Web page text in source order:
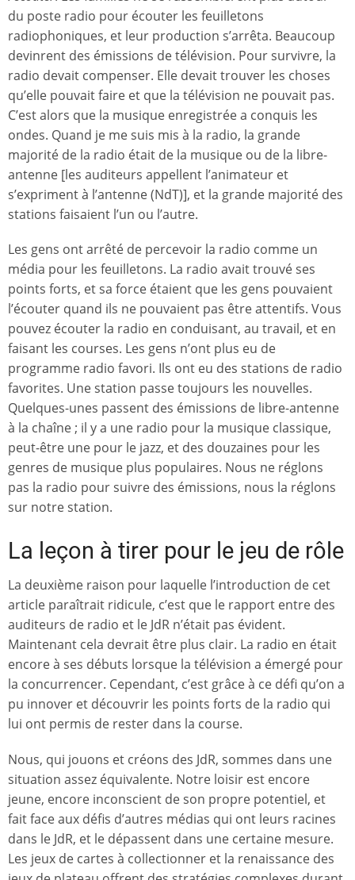
du poste radio pour écouter les feuilletons
radiophoniques, et leur production s’arrêta. Beaucoup
devinrent des émissions de télévision. Pour survivre, la
radio devait compenser. Elle devait trouver les choses
qu’elle pouvait faire et que la télévision ne pouvait pas.
C’est alors que la musique enregistrée a conquis les
ondes. Quand je me suis mis à la radio, la grande
majorité de la radio était de la musique ou de la libre-
antenne [les auditeurs appellent l’animateur et
s’expriment à l’antenne (NdT)], et la grande majorité des
stations faisaient l’un ou l’autre.
Les gens ont arrêté de percevoir la radio comme un
média pour les feuilletons. La radio avait trouvé ses
points forts, et sa force étaient que les gens pouvaient
l’écouter quand ils ne pouvaient pas être attentifs. Vous
pouvez écouter la radio en conduisant, au travail, et en
faisant les courses. Les gens n’ont plus eu de
programme radio favori. Ils ont eu des stations de radio
favorites. Une station passe toujours les nouvelles.
Quelques-unes passent des émissions de libre-antenne
à la chaîne ; il y a une radio pour la musique classique,
peut-être une pour le jazz, et des douzaines pour les
genres de musique plus populaires. Nous ne réglons
pas la radio pour suivre des émissions, nous la réglons
sur notre station.
La leçon à tirer pour le jeu de rôle
La deuxième raison pour laquelle l’introduction de cet
article paraîtrait ridicule, c’est que le rapport entre des
auditeurs de radio et le JdR n’était pas évident.
Maintenant cela devrait être plus clair. La radio en était
encore à ses débuts lorsque la télévision a émergé pour
la concurrencer. Cependant, c’est grâce à ce défi qu’on a
pu innover et découvrir les points forts de la radio qui
lui ont permis de rester dans la course.
Nous, qui jouons et créons des JdR, sommes dans une
situation assez équivalente. Notre loisir est encore
jeune, encore inconscient de son propre potentiel, et
fait face aux défis d’autres médias qui ont leurs racines
dans le JdR, et le dépassent dans une certaine mesure.
Les jeux de cartes à collectionner et la renaissance des